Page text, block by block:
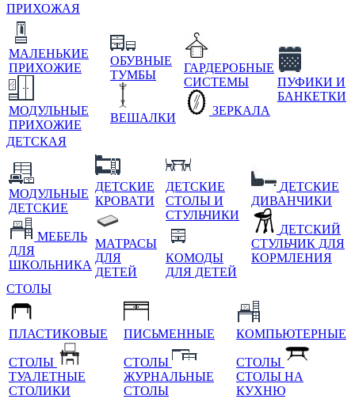
ПРИХОЖАЯ
МАЛЕНЬКИЕ
ПРИХОЖИЕ
МОДУЛЬНЫЕ
ПРИХОЖИЕ
ОБУВНЫЕ
ТУМБЫ
ВЕШАЛКИ
ГАРДЕРОБНЫЕ
СИСТЕМЫ
ЗЕРКАЛА
ПУФИКИ И
БАНКЕТКИ
ДЕТСКАЯ
МОДУЛЬНЫЕ
ДЕТСКИЕ
МЕБЕЛЬ
ДЛЯ
ШКОЛЬНИКА
ДЕТСКИЕ
КРОВАТИ
МАТРАСЫ
ДЛЯ
ДЕТЕЙ
ДЕТСКИЕ
СТОЛЫ И
СТУЛЬЧИКИ
КОМОДЫ
ДЛЯ ДЕТЕЙ
ДЕТСКИЕ
ДИВАНЧИКИ
ДЕТСКИЙ
СТУЛЬЧИК ДЛЯ
КОРМЛЕНИЯ
СТОЛЫ
ПЛАСТИКОВЫЕ
СТОЛЫ
ТУАЛЕТНЫЕ
СТОЛИКИ
ПИСЬМЕННЫЕ
СТОЛЫ
ЖУРНАЛЬНЫЕ
СТОЛЫ
КОМПЬЮТЕРНЫЕ
СТОЛЫ
СТОЛЫ НА
КУХНЮ